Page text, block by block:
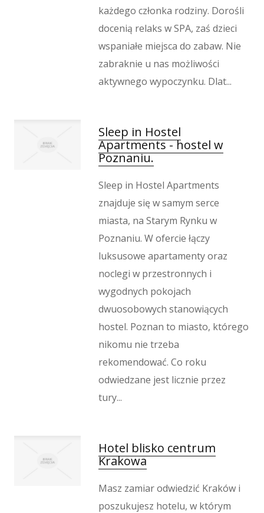
każdego członka rodziny. Dorośli
docenią relaks w SPA, zaś dzieci
wspaniałe miejsca do zabaw. Nie
zabraknie u nas możliwości
aktywnego wypoczynku. Dlat...
Sleep in Hostel
Apartments - hostel w
Poznaniu.
Sleep in Hostel Apartments
znajduje się w samym serce
miasta, na Starym Rynku w
Poznaniu. W ofercie łączy
luksusowe apartamenty oraz
noclegi w przestronnych i
wygodnych pokojach
dwuosobowych stanowiących
hostel. Poznan to miasto, którego
nikomu nie trzeba
rekomendować. Co roku
odwiedzane jest licznie przez
tury...
Hotel blisko centrum
Krakowa
Masz zamiar odwiedzić Kraków i
poszukujesz hotelu, w którym